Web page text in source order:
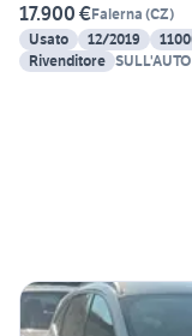
17.900 €Falerna (CZ)
Usato
12/2019
Rivenditore SULL'AUTO